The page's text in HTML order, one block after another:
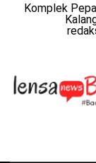
Komplek